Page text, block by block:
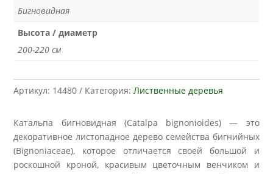
Бигновидная
Высота / диаметр
200-220 см
Артикул: 14480 Категория: Лиственные деревья
Катальпа бигновидная (Catalpa bignonioides) — это
декоративное листопадное дерево семейства бигнийных
(Bignoniaceae), которое отличается своей большой и
роскошной кроной, красивым цветочным венчиком и